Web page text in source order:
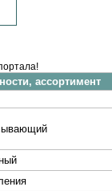
ассортимент